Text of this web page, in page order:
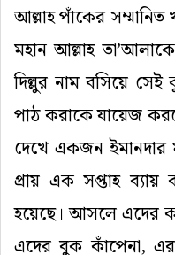
আল্লাহপাঁকেরসম্মানিত
মহান আল্লাহ তা’আলাকে
দিল্লুর নাম বসিয়ে সেই
পাঠ করাকে যায়েজ
দেখে একজন ইমানদার
প্রায় এক সপ্তাহ
হয়েছে। আসলে এদের
এদের বুক কাঁপেনা,